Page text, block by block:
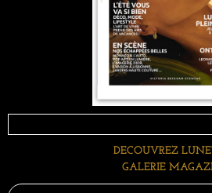
DECOUVREZ
GALERIE